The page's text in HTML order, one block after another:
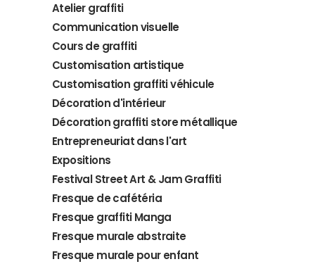
Atelier graffiti
Communication visuelle
Cours de graffiti
Customisation artistique
Customisation graffiti véhicule
Décoration d'intérieur
Décoration graffiti store métallique
Entrepreneuriat dans l'art
Expositions
Festival Street Art & Jam Graffiti
Fresque de cafétéria
Fresque graffiti Manga
Fresque murale abstraite
Fresque murale pour enfant